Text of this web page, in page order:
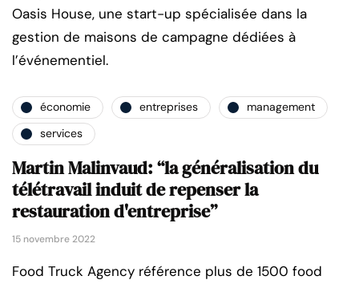
Oasis House, une start-up spécialisée dans la
gestion de maisons de campagne dédiées à
l’événementiel.
économie entreprises
management
services
Martin Malinvaud: “la généralisation du
télétravail induit de repenser la
restauration d'entreprise”
15 novembre 2022
Food Truck Agency référence plus de 1500 food